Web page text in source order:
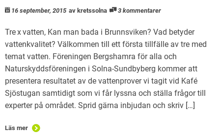
16 september, 2015 av kretssolna 3 kommentarer
Tre x vatten, Kan man bada i Brunnsviken? Vad betyder
vattenkvalitet? Välkommen till ett första tillfälle av tre med
temat vatten. Föreningen Bergshamra för alla och
Naturskyddsföreningen i Solna-Sundbyberg kommer att
presentera resultatet av de vattenprover vi tagit vid Kafé
Sjöstugan samtidigt som vi får lyssna och ställa frågor till
experter på området. Sprid gärna inbjudan och skriv […]
Läs mer